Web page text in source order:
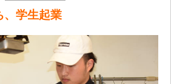
、学生起業